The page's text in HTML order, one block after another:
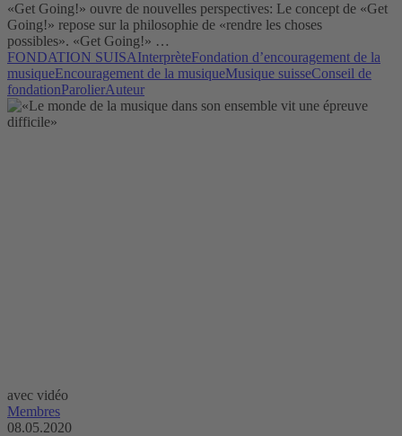
«Get Going!» ouvre de nouvelles perspectives: Le concept de «Get
Going!» repose sur la philosophie de «rendre les choses
possibles». «Get Going!» …
FONDATION SUISAInterprèteFondation d’encouragement de la
musiqueEncouragement de la musiqueMusique suisseConseil de
fondationParolierAuteur
avec vidéo
Membres
08.05.2020